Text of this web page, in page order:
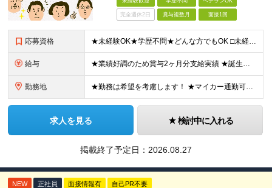
完全週休2日 賞与複数月 面接1回
応募資格 ★未経験OK★学歴不問★どんな方でもOK □未経験・第二新卒・フリーター □ブランクがある方 □転職回数が気になる方 □飲食業界にチャレンジしたい方 「やってみたい」という気持ちがあれば、皆さん大
給与 ★業績好調のため賞与2ヶ月分支給実績 ★誕生日手当など手当充実 ★年2回昇給チャンス有＆入社1年で店長昇格可 ★残業代全額支給（1分単位で支給） 【週休3日制の場合】 月給25万8,960円以上（固
勤務地 ★勤務は希望を考慮します！ ★マイカー通勤可（駐車場完備） ★全国の各店舗で募集中！続々出店予定！ ～国内300店舗、47都道府県への展開を目標に出店中！～ ▼積極採用地域▼ ・中部（富山、石川、
求人を見る 検討中に入れる
掲載終了予定日： 2026.08.27
NEW 正社員 面接情報有 自己PR不要